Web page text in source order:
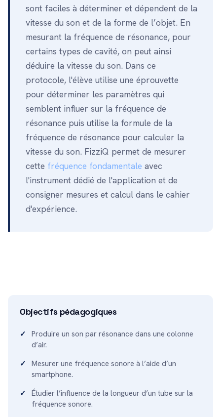
sont faciles à déterminer et dépendent de la
vitesse du son et de la forme de l’objet. En
mesurant la fréquence de résonance, pour
certains types de cavité, on peut ainsi
déduire la vitesse du son. Dans ce
protocole, l'élève utilise une éprouvette
pour déterminer les paramètres qui
semblent influer sur la fréquence de
résonance puis utilise la formule de la
fréquence de résonance pour calculer la
vitesse du son. FizziQ permet de mesurer
cette fréquence fondamentale avec
l'instrument dédié de l'application et de
consigner mesures et calcul dans le cahier
d'expérience.
Objectifs pédagogiques
Produire un son par résonance dans une colonne
d’air.
Mesurer une fréquence sonore à l’aide d’un
smartphone.
Étudier l’influence de la longueur d’un tube sur la
fréquence sonore.